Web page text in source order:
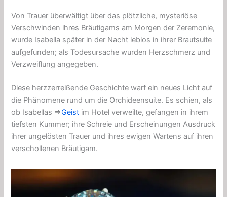
Von Trauer überwältigt über das plötzliche, mysteriöse
Verschwinden ihres Bräutigams am Morgen der Zeremonie,
wurde Isabella später in der Nacht leblos in ihrer Brautsuite
aufgefunden; als Todesursache wurden Herzschmerz und
Verzweiflung angegeben.
Diese herzzerreißende Geschichte warf ein neues Licht auf
die Phänomene rund um die Orchideensuite. Es schien, als
ob Isabellas ⇒Geist im Hotel verweilte, gefangen in ihrem
tiefsten Kummer; ihre Schreie und Erscheinungen Ausdruck
ihrer ungelösten Trauer und ihres ewigen Wartens auf ihren
verschollenen Bräutigam.